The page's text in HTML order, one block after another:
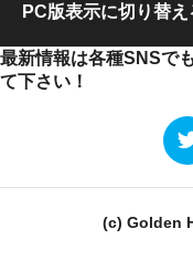
PC版表示に切り替え
最新情報は各種SNSで
て下さい！
(c) Golden